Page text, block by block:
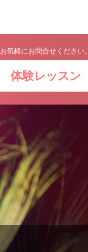
お気軽にお問合せください。
体験レッスン